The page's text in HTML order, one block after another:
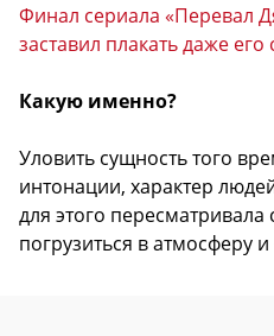
Финал сериала «Перевал
заставил плакать даже его
Какую именно?
Уловить сущность того
интонации, характер
для этого
погрузиться в атмосферу